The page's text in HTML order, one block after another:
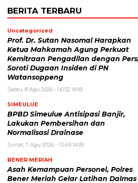
BERITA TERBARU
Uncategorized
Prof. Dr. Sutan Nasomal Harapkan
Ketua Mahkamah Agung Perkuat
Kemitraan Pengadilan dengan
Soroti Dugaan Insiden di PN
Watansoppeng
Sabtu, 8 Agu 2026 - 00:52 WIB
SIMEULUE
BPBD Simeulue Antisipasi Banjir,
Lakukan Pembersihan dan
Normalisasi Drainase
Jumat, 7 Agu 2026 - 13:49 WIB
BENER MERIAH
Asah Kemampuan Personel, Polres
Bener Meriah Gelar Latihan Dalmas